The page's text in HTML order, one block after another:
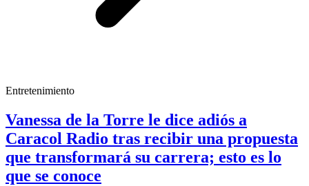
Entretenimiento
Vanessa de la Torre le dice adiós a
Caracol Radio tras recibir una propuesta
que transformará su carrera; esto es lo
que se conoce